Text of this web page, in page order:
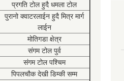
प्रगति टोल हुदै धमला टोल
पुरानो क्वाटरलाईन हुदै मित्र मार्ग
लाईन
मोतिगडा क्षेत्र
संगम टोल पुर्व
संगम टोल पश्चिम
पिपलचौक देखी डिम्की सम्म